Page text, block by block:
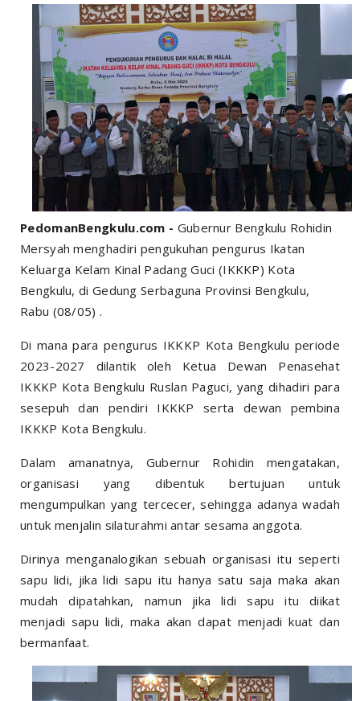
PedomanBengkulu.com - Gubernur Bengkulu Rohidin
Mersyah menghadiri pengukuhan pengurus Ikatan
Keluarga Kelam Kinal Padang Guci (IKKKP) Kota
Bengkulu, di Gedung Serbaguna Provinsi Bengkulu,
Rabu (08/05) .
Di mana para pengurus IKKKP Kota Bengkulu periode
2023-2027 dilantik oleh Ketua Dewan Penasehat
IKKKP Kota Bengkulu Ruslan Paguci, yang dihadiri para
sesepuh dan pendiri IKKKP serta dewan pembina
IKKKP Kota Bengkulu.
Dalam amanatnya, Gubernur Rohidin mengatakan,
organisasi yang dibentuk bertujuan untuk
mengumpulkan yang tercecer, sehingga adanya wadah
untuk menjalin silaturahmi antar sesama anggota.
Dirinya menganalogikan sebuah organisasi itu seperti
sapu lidi, jika lidi sapu itu hanya satu saja maka akan
mudah dipatahkan, namun jika lidi sapu itu diikat
menjadi sapu lidi, maka akan dapat menjadi kuat dan
bermanfaat.